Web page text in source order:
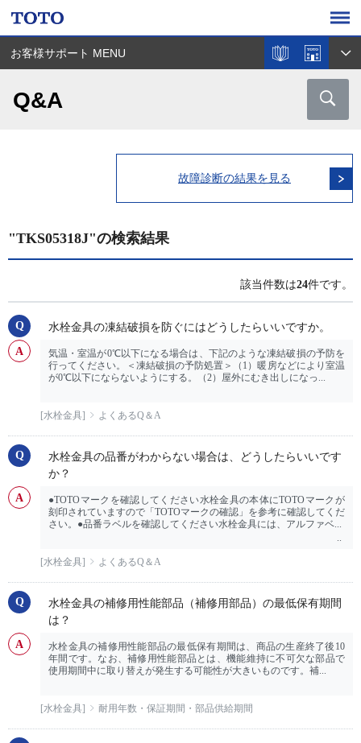
お客様サポート MENU
Q&A
故障診断の結果を見る
"TKS05318J"の検索結果
該当件数は24件です。
水栓金具の凍結破損を防ぐにはどうしたらいいですか。
気温・室温が0℃以下になる場合は、下記のような凍結破損の予防を
行ってください。＜凍結破損の予防処置＞（1）暖房などにより室温
が0℃以下にならないようにする。（2）屋外にむき出しになっ...
[水栓金具] よくあるQ＆A
水栓金具の品番がわからない場合は、どうしたらいいです
か？
●TOTOマークを確認してください水栓金具の本体にTOTOマークが
刻印されていますので「TOTOマークの確認」を参考に確認してくだ
さい。●品番ラベルを確認してください水栓金具には、アルファベ...
[水栓金具] よくあるQ＆A
水栓金具の補修用性能部品（補修用部品）の最低保有期間
は？
水栓金具の補修用性能部品の最低保有期間は、商品の生産終了後10
年間です。なお、補修用性能部品とは、機能維持に不可欠な部品で
使用期間中に取り替えが発生する可能性が大きいものです。補...
[水栓金具] 耐用年数・保証期間・部品供給期間